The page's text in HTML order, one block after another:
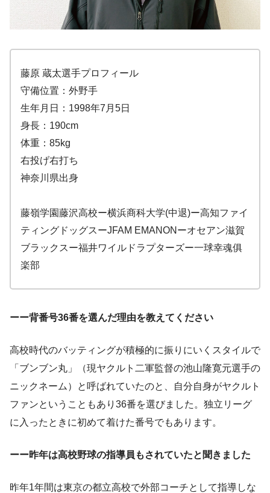
藤原 蔵太選手プロフィール
守備位置：外野手
生年月日：1998年7月5日
身長：190cm
体重：85kg
右投げ右打ち
神奈川県出身
藤嶺学園藤沢高校ー横浜商科大学(中退)ー高知ファイ
ティングドッグスーJFAM EMANONーオセアン滋賀
ブラックスー福井ワイルドラプターズー一球幸魂俱
楽部
ーー背番号36番を選んだ理由を教えてください
高校時代のバッティングが積極的に振りにいくスタイルで
「ブンブン丸」（現ヤクルト二軍監督の池山隆寛元選手の
ニックネーム）と呼ばれていたのと、自分自身がヤクルト
ファンということもあり36番を選びました。独立リーグ
に入ったときに初めて着けた番号でもあります。
ーー昨年は高校野球の指導員もされていたと聞きました
昨年1年間は東京の都立高校で外部コーチとして指導しな